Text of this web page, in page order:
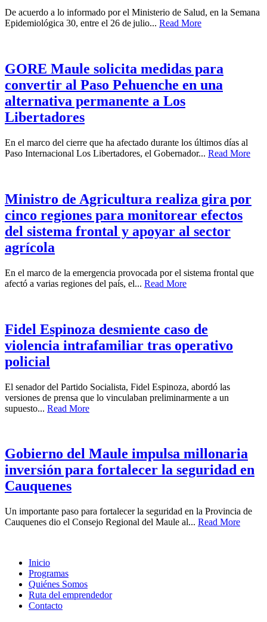
De acuerdo a lo informado por el Ministerio de Salud, en la Semana
Epidemiológica 30, entre el 26 de julio... Read More
GORE Maule solicita medidas para
convertir al Paso Pehuenche en una
alternativa permanente a Los
Libertadores
En el marco del cierre que ha afectado durante los últimos días al
Paso Internacional Los Libertadores, el Gobernador... Read More
Ministro de Agricultura realiza gira por
cinco regiones para monitorear efectos
del sistema frontal y apoyar al sector
agrícola
En el marco de la emergencia provocada por el sistema frontal que
afectó a varias regiones del país, el... Read More
Fidel Espinoza desmiente caso de
violencia intrafamiliar tras operativo
policial
El senador del Partido Socialista, Fidel Espinoza, abordó las
versiones de prensa que lo vinculaban preliminarmente a un
supuesto... Read More
Gobierno del Maule impulsa millonaria
inversión para fortalecer la seguridad en
Cauquenes
Un importante paso para fortalecer la seguridad en la Provincia de
Cauquenes dio el Consejo Regional del Maule al... Read More
Inicio
Programas
Quiénes Somos
Ruta del emprendedor
Contacto